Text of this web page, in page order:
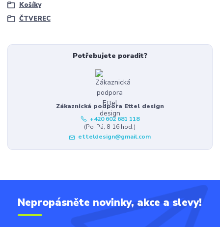
Košíky
ČTVEREC
Potřebujete poradit?
Zákaznická podpora Ettel design
+420 602 681 118
(Po-Pá, 8-16 hod.)
etteldesign@gmail.com
Nepropásněte novinky, akce a slevy!